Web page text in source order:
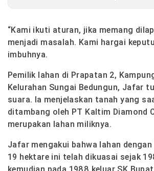
“Kami ikuti aturan, jika memang
menjadi masalah. Kami hargai
imbuhnya.
Pemilik lahan di Prapatan 2,
Kelurahan Sungai Bedungun, Jafar
suara. Ia menjelaskan tanah yang
ditambang oleh PT Kaltim Diamond
merupakan lahan miliknya.
Jafar mengakui bahwa lahan
19 hektare ini telah dikuasai sejak
kemudian pada 1988 keluar SK